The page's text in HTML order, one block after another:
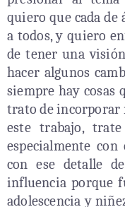
quiero que cada
a todos, y quiero
de tener una
hacer algunos
siempre hay cosas
trato de incorporar
este trabajo,
especialmente
con ese detalle
influencia porque
adolescencia y